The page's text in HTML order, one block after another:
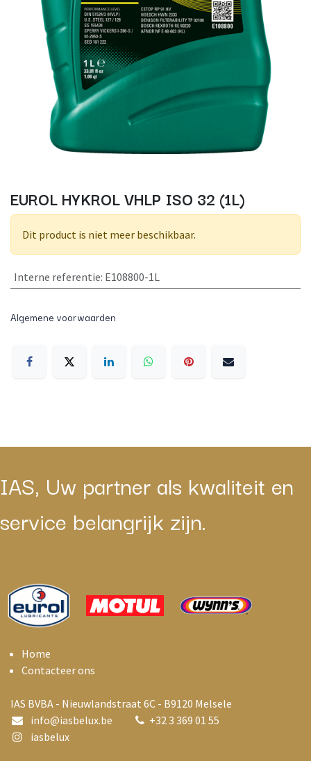
EUROL HYKROL VHLP ISO 32 (1L)
Dit product is niet meer beschikbaar.
Interne referentie: E108800-1L
Algemene voorwaarden
IAS, Uw partner als kwaliteit en
service belangrijk zijn.
Home
Contacteer ons
IAS BVBA - Nieuwlandstraat 6C - B9120 Melsele
info@iasbelux.be +32 3 369 01 55
iasbelux